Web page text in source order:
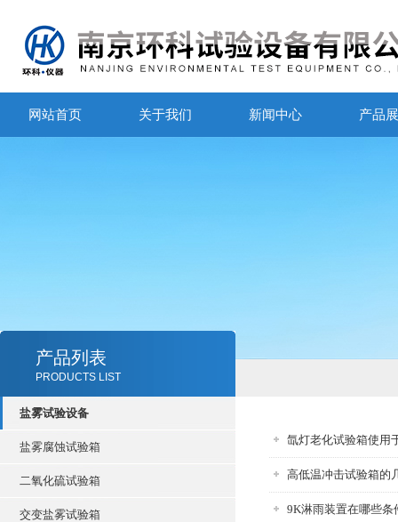
网站首页 关于我们 新闻中心 产品
产品列表
PRODUCTS LIST
盐雾试验设备
盐雾腐蚀试验箱
二氧化硫试验箱
交变盐雾试验箱
氙灯老化试验箱使用
高低温冲击试验箱的
9K淋雨装置在哪些条